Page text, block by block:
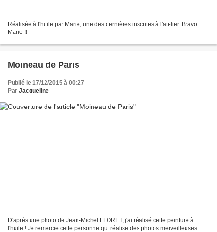
Réalisée à l'huile par Marie, une des dernières inscrites à l'atelier. Bravo
Marie !!
Moineau de Paris
Publié le 17/12/2015 à 00:27
Par Jacqueline
D'après une photo de Jean-Michel FLORET, j'ai réalisé cette peinture à
l'huile ! Je remercie cette personne qui réalise des photos merveilleuses